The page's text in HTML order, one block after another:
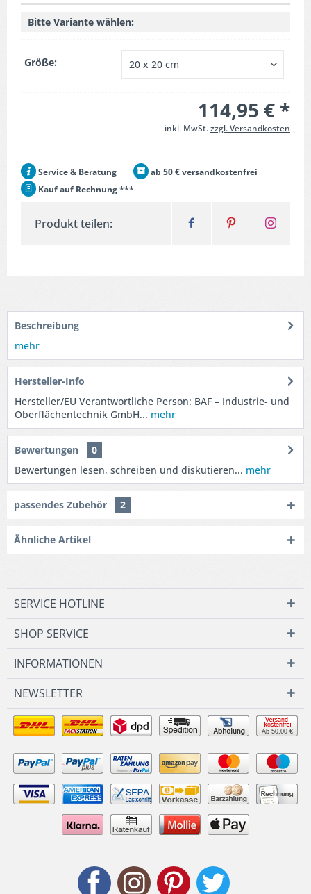
Bitte Variante wählen:
Größe:
114,95 € *
inkl. MwSt.zzgl. Versandkosten
Service & Beratung
ab 50 € versandkostenfrei
Kauf auf Rechnung ***
Produkt teilen:
Beschreibung
mehr
Hersteller-Info
Hersteller/EU Verantwortliche Person: BAF – Industrie- und
Oberflächentechnik GmbH... mehr
Bewertungen
0
Bewertungen lesen, schreiben und diskutieren... mehr
passendes Zubehör 2
Ähnliche Artikel
SERVICE HOTLINE
SHOP SERVICE
INFORMATIONEN
NEWSLETTER
Ab 50,00 €